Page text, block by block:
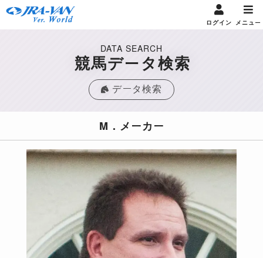
ログイン メニュー
DATA SEARCH
競馬データ検索
データ検索
M．メーカー